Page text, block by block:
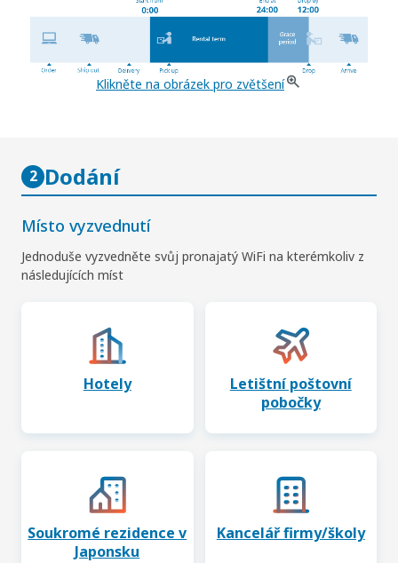
Klikněte na obrázek pro zvětšení
2 Dodání
Místo vyzvednutí
Jednoduše vyzvedněte svůj pronajatý WiFi na kterémkoliv z
následujících míst
Hotely
Letištní poštovní
pobočky
Soukromé rezidence v
Japonsku
Kancelář firmy/školy